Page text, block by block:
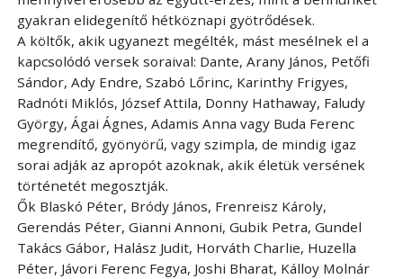
gyakran elidegenítő hétköznapi gyötrődések.
A költők, akik ugyanezt megélték, mást mesélnek el a
kapcsolódó versek soraival: Dante, Arany János, Petőfi
Sándor, Ady Endre, Szabó Lőrinc, Karinthy Frigyes,
Radnóti Miklós, József Attila, Donny Hathaway, Faludy
György, Ágai Ágnes, Adamis Anna vagy Buda Ferenc
megrendítő, gyönyörű, vagy szimpla, de mindig igaz
sorai adják az apropót azoknak, akik életük versének
történetét megosztják.
Ők Blaskó Péter, Bródy János, Frenreisz Károly,
Gerendás Péter, Gianni Annoni, Gubik Petra, Gundel
Takács Gábor, Halász Judit, Horváth Charlie, Huzella
Péter, Jávori Ferenc Fegya, Joshi Bharat, Kálloy Molnár